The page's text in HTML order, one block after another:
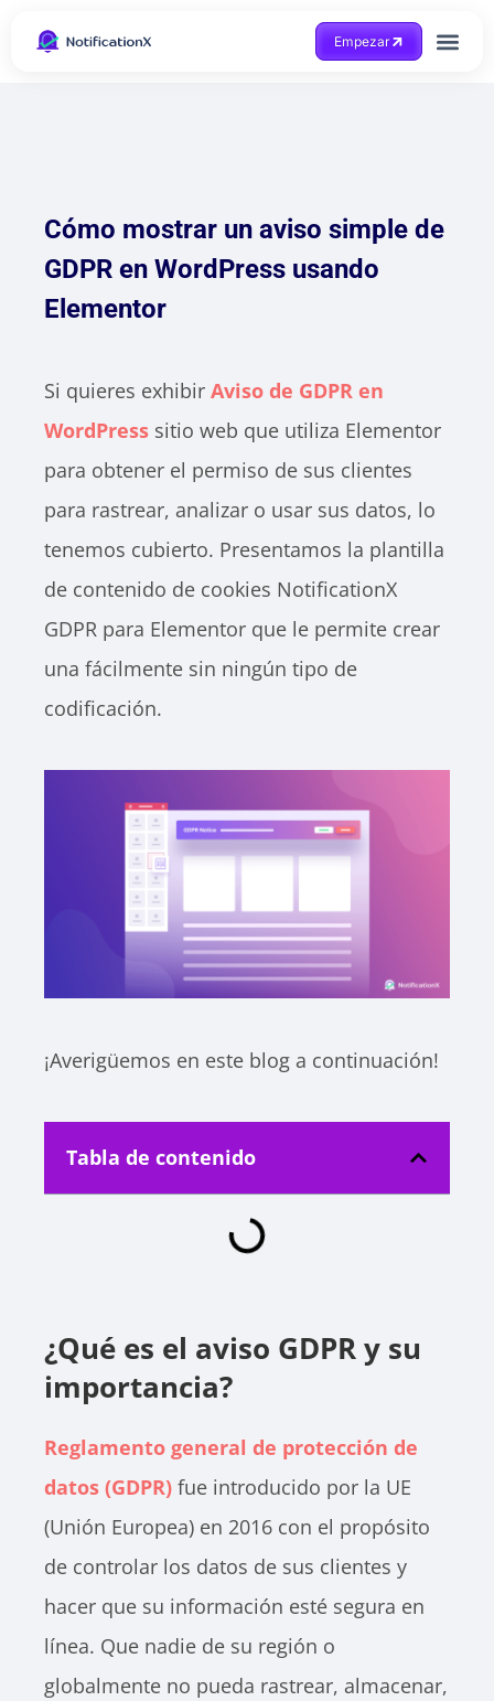
Empezar
Cómo mostrar un aviso simple de
GDPR en WordPress usando
Elementor
Si quieres exhibir Aviso de GDPR en
WordPress sitio web que utiliza Elementor
para obtener el permiso de sus clientes
para rastrear, analizar o usar sus datos, lo
tenemos cubierto. Presentamos la plantilla
de contenido de cookies NotificationX
GDPR para Elementor que le permite crear
una fácilmente sin ningún tipo de
codificación.
¡Averigüemos en este blog a continuación!
Tabla de contenido
¿Qué es el aviso GDPR y su
importancia?
Reglamento general de protección de
datos (GDPR) fue introducido por la UE
(Unión Europea) en 2016 con el propósito
de controlar los datos de sus clientes y
hacer que su información esté segura en
línea. Que nadie de su región o
globalmente no pueda rastrear, almacenar,